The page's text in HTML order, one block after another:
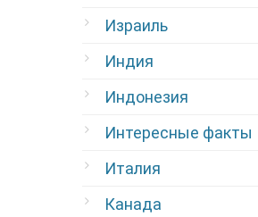
Израиль
Индия
Индонезия
Интересные факты
Италия
Канада